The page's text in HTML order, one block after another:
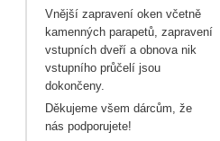
Vnější zapravení oken včetně
kamenných parapetů, zapravení
vstupních dveří a obnova nik
vstupního průčelí jsou
dokončeny.
Děkujeme všem dárcům, že
nás podporujete!